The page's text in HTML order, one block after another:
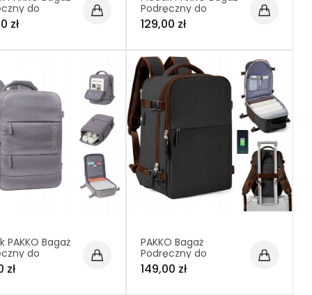
do
Wizzair
40x20x25
zł
Podręczny do
Samolotu Wizzair
Rayanair 40x20x25
129,00 zł
PAKKO Bagaż
do
Wizzair
40x20x25
zł
PAKKO Bagaż
Podręczny do
Samolotu Wizzair
Rayanair 40x20x25
149,00 zł